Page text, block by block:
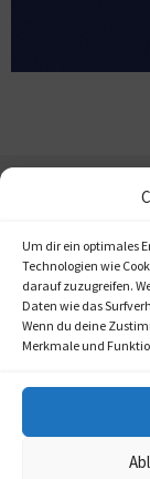
Um dir ein optimales
Technologien wie
darauf zuzugreifen.
Daten wie das
Wenn du deine
Merkmale und